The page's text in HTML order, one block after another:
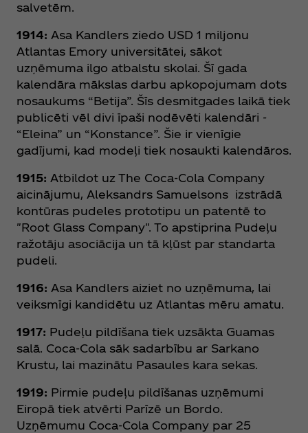
salvetēm.
1914: Asa Kandlers ziedo USD 1 miljonu
Atlantas Emory universitātei, sākot
uzņēmuma ilgo atbalstu skolai. Šī gada
kalendāra mākslas darbu apkopojumam dots
nosaukums “Betija”. Šīs desmitgades laikā tiek
publicēti vēl divi īpaši nodēvēti kalendāri -
“Eleina” un “Konstance”. Šie ir vienīgie
gadījumi, kad modeļi tiek nosaukti kalendāros.
1915: Atbildot uz The Coca‑Cola Company
aicinājumu, Aleksandrs Samuelsons izstrādā
kontūras pudeles prototipu un patentē to
"Root Glass Company". To apstiprina Pudeļu
ražotāju asociācija un tā kļūst par standarta
pudeli.
1916: Asa Kandlers aiziet no uzņēmuma, lai
veiksmīgi kandidētu uz Atlantas mēru amatu.
1917: Pudeļu pildīšana tiek uzsākta Guamas
salā. Coca‑Cola sāk sadarbību ar Sarkano
Krustu, lai mazinātu Pasaules kara sekas.
1919: Pirmie pudeļu pildīšanas uzņēmumi
Eiropā tiek atvērti Parīzē un Bordo.
Uzņēmumu Coca‑Cola Company par 25